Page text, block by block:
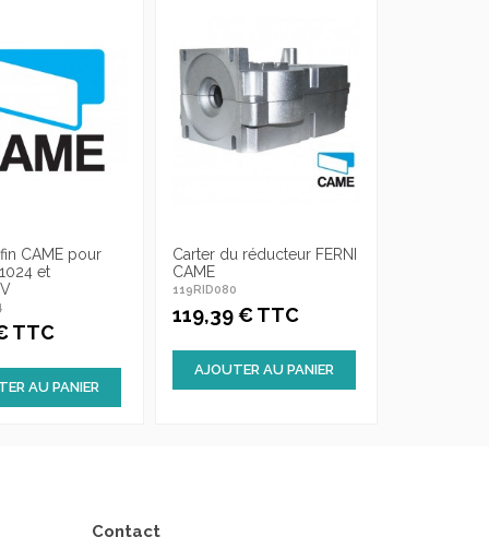
CAME pour
et
TTC
AU PANIER
Carter du réducteur FERNI
CAME
119RID080
119,39 € TTC
AJOUTER AU PANIER
Contact